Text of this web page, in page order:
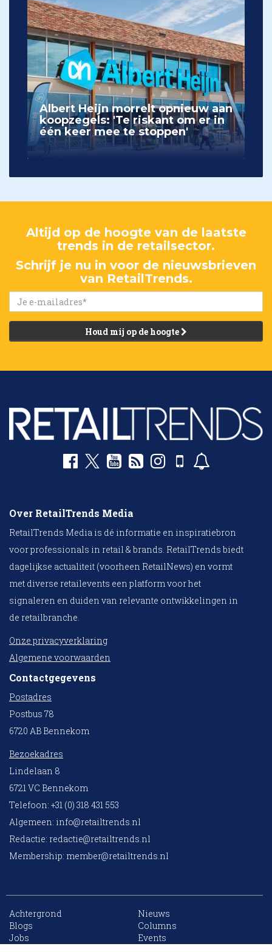
Albert Heijn morrelt opnieuw aan
koopzegels: 'Te riskant om er in
één keer mee te stoppen'
Altijd op de hoogte van de laatste
trends in de retailsector.
Schrijf je nu in voor de nieuwsbrieven
van RetailTrends.
Houd mij op de hoogte
Over RetailTrends Media
RetailTrends Media is dé informatie en inspiratiebron
voor professionals in retail & brands. RetailTrends biedt
dagelijkse actualiteit (voorheen RetailNews) en vormt
met diverse retailevents een platform voor het
signaleren en duiden van relevante ontwikkelingen in
de retailbranche.
Onze privacyverklaring
Algemene voorwaarden
Contactgegevens
Postadres
Postbus 78
6720 AB Bennekom
Bezoekadres
Lindelaan 8
6721 VC Bennekom
Telefoon: +31 (0) 318 431 553
Algemeen: info@retailtrends.nl
Redactie: redactie@retailtrends.nl
Membership: member@retailtrends.nl
Achtergrond
Nieuws
Blogs
Columns
Jobs
Events
10 collega’s